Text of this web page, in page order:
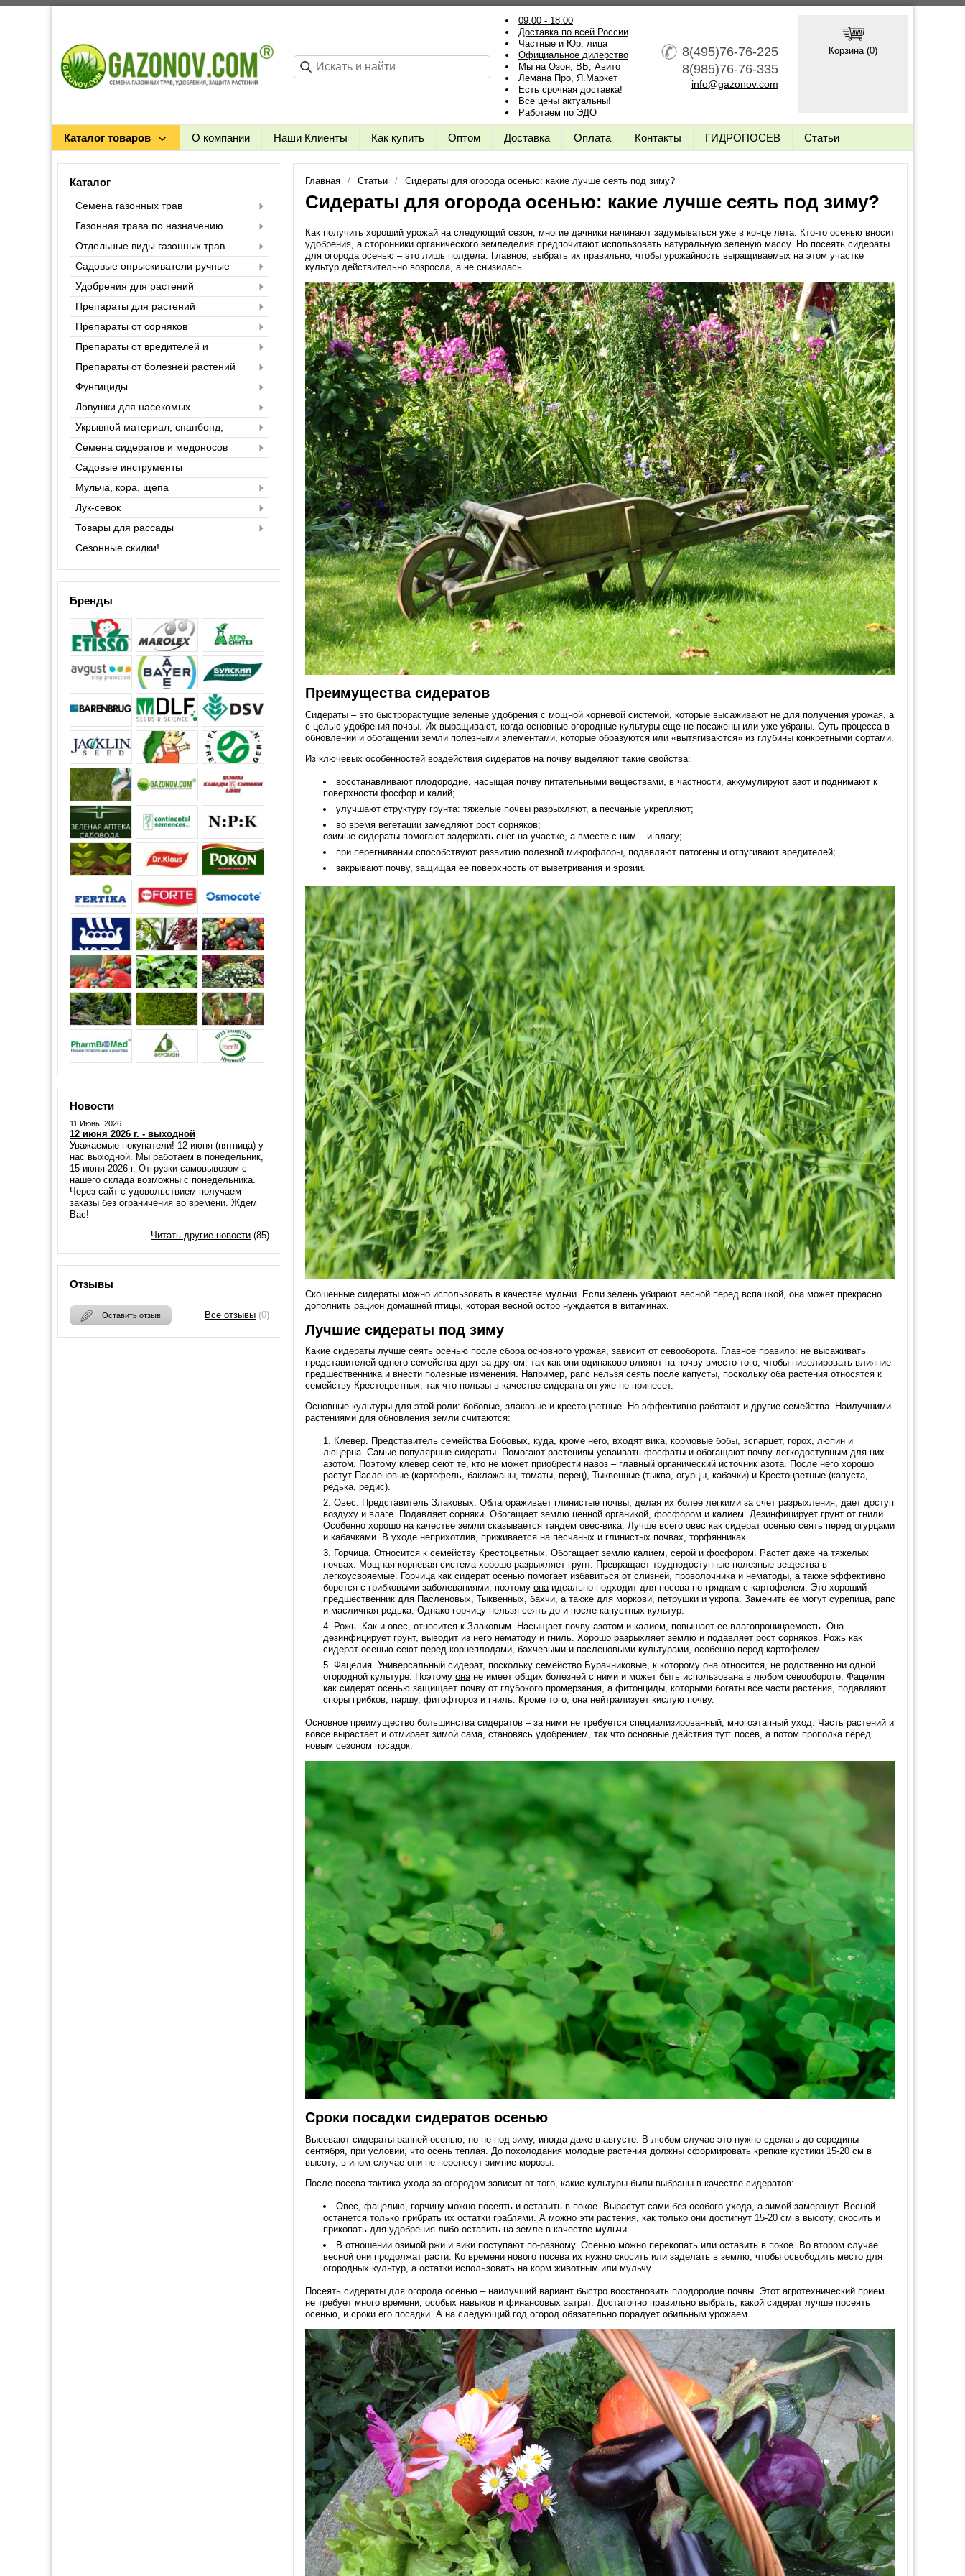
09:00 - 18:00
Доставка по всей России
Частные и Юр. лица
Официальное дилерство
Мы на Озон, ВБ, Авито
Лемана Про, Я.Маркет
Есть срочная доставка!
Все цены актуальны!
Работаем по ЭДО
8(495)76-76-225
8(985)76-76-335
info@gazonov.com
Корзина (0)
Каталог товаров О компании Наши Клиенты Как купить Оптом Доставка Оплата Контакты ГИДРОПОСЕВ Статьи
Каталог
Семена газонных трав
Газонная трава по назначению
Отдельные виды газонных трав
Садовые опрыскиватели ручные
Удобрения для растений
Препараты для растений
Препараты от сорняков
Препараты от вредителей и
насекомых
Препараты от болезней растений
Фунгициды
Ловушки для насекомых
Укрывной материал, спанбонд,
агроспан
Семена сидератов и медоносов
Садовые инструменты
Мульча, кора, щепа
Лук-севок
Товары для рассады
Сезонные скидки!
Бренды
Новости
11 Июнь, 2026
12 июня 2026 г. - выходной
Уважаемые покупатели! 12 июня (пятница) у
нас выходной. Мы работаем в понедельник,
15 июня 2026 г. Отгрузки самовывозом с
нашего склада возможны с понедельника.
Через сайт с удовольствием получаем
заказы без ограничения во времени. Ждем
Вас!
Читать другие новости (85)
Отзывы
Оставить отзыв Все отзывы (0)
Главная Статьи Сидераты для огорода осенью: какие лучше сеять под зиму?
Сидераты для огорода осенью: какие лучше сеять под зиму?
Как получить хороший урожай на следующий сезон, многие дачники начинают задумываться уже в конце лета. Кто-то осенью вносит
удобрения, а сторонники органического земледелия предпочитают использовать натуральную зеленую массу. Но посеять сидераты
для огорода осенью – это лишь полдела. Главное, выбрать их правильно, чтобы урожайность выращиваемых на этом участке
культур действительно возросла, а не снизилась.
Преимущества сидератов
Сидераты – это быстрорастущие зеленые удобрения с мощной корневой системой, которые высаживают не для получения урожая, а
с целью удобрения почвы. Их выращивают, когда основные огородные культуры еще не посажены или уже убраны. Суть процесса в
обновлении и обогащении земли полезными элементами, которые образуются или «вытягиваются» из глубины конкретными сортами.
Из ключевых особенностей воздействия сидератов на почву выделяют такие свойства:
восстанавливают плодородие, насыщая почву питательными веществами, в частности, аккумулируют азот и поднимают к
поверхности фосфор и калий;
улучшают структуру грунта: тяжелые почвы разрыхляют, а песчаные укрепляют;
во время вегетации замедляют рост сорняков;
озимые сидераты помогают задержать снег на участке, а вместе с ним – и влагу;
при перегнивании способствуют развитию полезной микрофлоры, подавляют патогены и отпугивают вредителей;
закрывают почву, защищая ее поверхность от выветривания и эрозии.
Скошенные сидераты можно использовать в качестве мульчи. Если зелень убирают весной перед вспашкой, она может прекрасно
дополнить рацион домашней птицы, которая весной остро нуждается в витаминах.
Лучшие сидераты под зиму
Какие сидераты лучше сеять осенью после сбора основного урожая, зависит от севооборота. Главное правило: не высаживать
представителей одного семейства друг за другом, так как они одинаково влияют на почву вместо того, чтобы нивелировать влияние
предшественника и внести полезные изменения. Например, рапс нельзя сеять после капусты, поскольку оба растения относятся к
семейству Крестоцветных, так что пользы в качестве сидерата он уже не принесет.
Основные культуры для этой роли: бобовые, злаковые и крестоцветные. Но эффективно работают и другие семейства. Наилучшими
растениями для обновления земли считаются:
Клевер. Представитель семейства Бобовых, куда, кроме него, входят вика, кормовые бобы, эспарцет, горох, люпин и
люцерна. Самые популярные сидераты. Помогают растениям усваивать фосфаты и обогащают почву легкодоступным для них
азотом. Поэтому клевер сеют те, кто не может приобрести навоз – главный органический источник азота. После него хорошо
растут Пасленовые (картофель, баклажаны, томаты, перец), Тыквенные (тыква, огурцы, кабачки) и Крестоцветные (капуста,
редька, редис).
Овес. Представитель Злаковых. Облагораживает глинистые почвы, делая их более легкими за счет разрыхления, дает доступ
воздуху и влаге. Подавляет сорняки. Обогащает землю ценной органикой, фосфором и калием. Дезинфицирует грунт от гнили.
Особенно хорошо на качестве земли сказывается тандем овес-вика. Лучше всего овес как сидерат осенью сеять перед огурцами
и кабачками. В уходе неприхотлив, приживается на песчаных и глинистых почвах, торфянниках.
Горчица. Относится к семейству Крестоцветных. Обогащает землю калием, серой и фосфором. Растет даже на тяжелых
почвах. Мощная корневая система хорошо разрыхляет грунт. Превращает труднодоступные полезные вещества в
легкоусвояемые. Горчица как сидерат осенью помогает избавиться от слизней, проволочника и нематоды, а также эффективно
борется с грибковыми заболеваниями, поэтому онаидеально подходит для посева по грядкам с картофелем. Это хороший
предшественник для Пасленовых, Тыквенных, бахчи, а также для моркови, петрушки и укропа. Заменить ее могут сурепица, рапс
и масличная редька. Однако горчицу нельзя сеять до и после капустных культур.
Рожь. Как и овес, относится к Злаковым. Насыщает почву азотом и калием, повышает ее влагопроницаемость. Она
дезинфицирует грунт, выводит из него нематоду и гниль. Хорошо разрыхляет землю и подавляет рост сорняков. Рожь как
сидерат осенью сеют перед корнеплодами, бахчевыми и пасленовыми культурами, особенно перед картофелем.
Фацелия. Универсальный сидерат, поскольку семейство Бурачниковые, к которому она относится, не родственно ни одной
огородной культуре. Поэтому онане имеет общих болезней с ними и может быть использована в любом севообороте. Фацелия
как сидерат осенью защищает почву от глубокого промерзания, а фитонциды, которыми богаты все части растения, подавляют
споры грибков, паршу, фитофтороз и гниль. Кроме того, она нейтрализует кислую почву.
Основное преимущество большинства сидератов – за ними не требуется специализированный, многоэтапный уход. Часть растений и
вовсе вырастает и отмирает зимой сама, становясь удобрением, так что основные действия тут: посев, а потом прополка перед
новым сезоном посадок.
Сроки посадки сидератов осенью
Высевают сидераты ранней осенью, но не под зиму, иногда даже в августе. В любом случае это нужно сделать до середины
сентября, при условии, что осень теплая. До похолодания молодые растения должны сформировать крепкие кустики 15-20 см в
высоту, в ином случае они не перенесут зимние морозы.
После посева тактика ухода за огородом зависит от того, какие культуры были выбраны в качестве сидератов:
Овес, фацелию, горчицу можно посеять и оставить в покое. Вырастут сами без особого ухода, а зимой замерзнут. Весной
останется только прибрать их остатки граблями. А можно эти растения, как только они достигнут 15-20 см в высоту, скосить и
прикопать для удобрения либо оставить на земле в качестве мульчи.
В отношении озимой ржи и вики поступают по-разному. Осенью можно перекопать или оставить в покое. Во втором случае
весной они продолжат расти. Ко времени нового посева их нужно скосить или заделать в землю, чтобы освободить место для
огородных культур, а остатки использовать на корм животным или мульчу.
Посеять сидераты для огорода осенью – наилучший вариант быстро восстановить плодородие почвы. Этот агротехнический прием
не требует много времени, особых навыков и финансовых затрат. Достаточно правильно выбрать, какой сидерат лучше посеять
осенью, и сроки его посадки. А на следующий год огород обязательно порадует обильным урожаем.